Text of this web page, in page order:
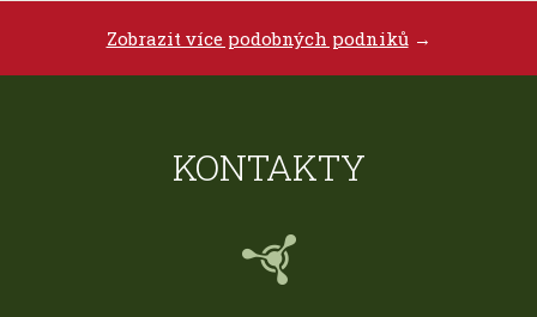
Zobrazit více podobných podniků→
KONTAKTY